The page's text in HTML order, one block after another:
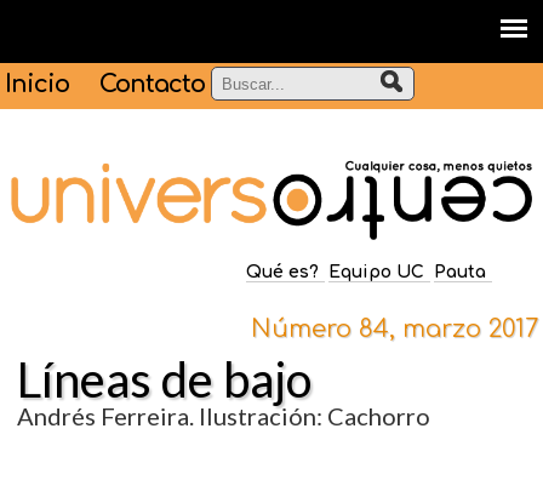
Inicio Contacto
Qué es? Equipo UC Pauta
Número 84, marzo 2017
Líneas de bajo
Andrés Ferreira. Ilustración: Cachorro